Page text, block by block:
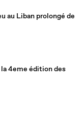
au Liban prolongé de
4eme édition des